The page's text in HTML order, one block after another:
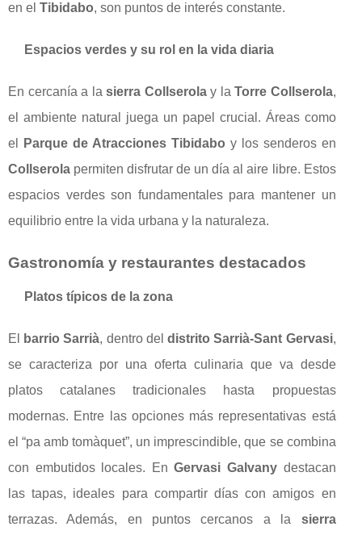
en el Tibidabo, son puntos de interés constante.
Espacios verdes y su rol en la vida diaria
En cercanía a lasierra Collserolay laTorre Collserola,
el ambiente natural juega un papel crucial. Áreas como
el
Parque de Atracciones Tibidabo y los senderos en
Collserola permiten disfrutar de un día al aire libre. Estos
espacios verdes son fundamentales para mantener un
equilibrio entre la vida urbana y la naturaleza.
Gastronomía y restaurantes destacados
Platos típicos de la zona
El barrio Sarrià, dentro deldistrito Sarrià-Sant Gervasi,
se caracteriza por una oferta culinaria que va desde
platos catalanes tradicionales hasta propuestas
modernas. Entre las opciones más representativas está
el “pa amb tomàquet”, un imprescindible, que se combina
con embutidos locales. EnGervasi Galvany destacan
las tapas, ideales para compartir días con amigos en
terrazas. Además, en puntos cercanos a la sierra